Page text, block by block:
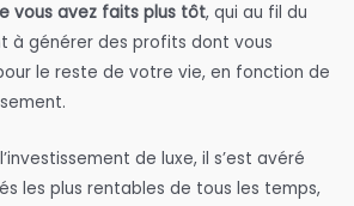
vous avez faits plus tôt, qui au fil du
à générer des profits dont vous
le reste de votre vie, en fonction de
de luxe, il s’est avéré
les plus rentables de tous les temps,